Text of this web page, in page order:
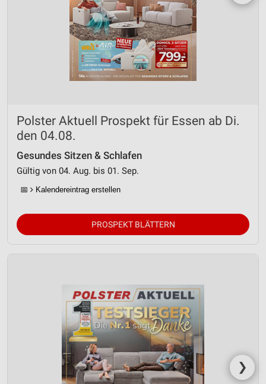
Polster Aktuell Prospekt für Essen ab Di.
den 04.08.
Gesundes Sitzen & Schlafen
Gültig von 04. Aug. bis 01. Sep.
📅 Kalendereintrag erstellen
PROSPEKT BLÄTTERN
❯